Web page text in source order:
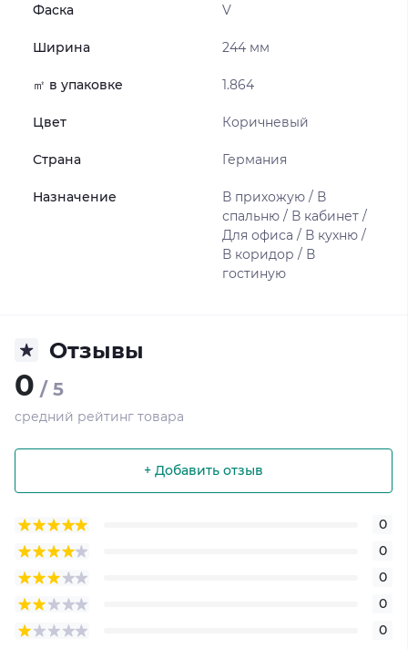
Фаска V
Ширина 244 мм
㎡ в упаковке 1.864
Цвет Коричневый
Страна Германия
Назначение
В прихожую / В
спальню / В кабинет /
Для офиса / В кухню /
В коридор / В
гостиную
Отзывы
0 / 5
средний рейтинг товара
+ Добавить отзыв
0
0
0
0
0